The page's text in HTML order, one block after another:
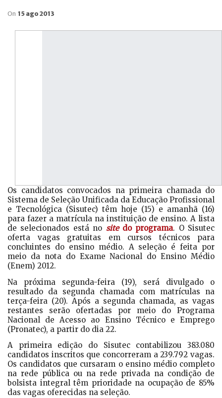
On 15 ago 2013
Os candidatos convocados na primeira chamada do
Sistema de Seleção Unificada da Educação Profissional
e Tecnológica (Sisutec) têm hoje (15) e amanhã (16)
para fazer a matrícula na instituição de ensino. A lista
de selecionados está no sitedo programa. O Sisutec
oferta vagas gratuitas em cursos técnicos para
concluintes do ensino médio. A seleção é feita por
meio da nota do Exame Nacional do Ensino Médio
(Enem) 2012.
Na próxima segunda-feira (19), será divulgado o
resultado da segunda chamada com matrículas na
terça-feira (20). Após a segunda chamada, as vagas
restantes serão ofertadas por meio do Programa
Nacional de Acesso ao Ensino Técnico e Emprego
(Pronatec), a partir do dia 22.
A primeira edição do Sisutec contabilizou 383.080
candidatos inscritos que concorreram a 239.792 vagas.
Os candidatos que cursaram o ensino médio completo
na rede pública ou na rede privada na condição de
bolsista integral têm prioridade na ocupação de 85%
das vagas oferecidas na seleção.